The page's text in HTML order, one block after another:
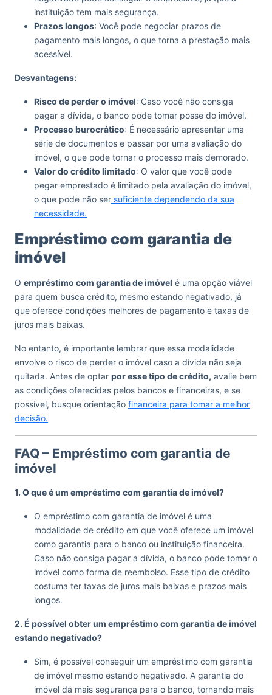
instituição tem mais segurança.
Prazos longos: Você pode negociar prazos de
pagamento mais longos, o que torna a prestação mais
acessível.
Desvantagens:
Risco de perder o imóvel: Caso você não consiga
pagar a dívida, o banco pode tomar posse do imóvel.
Processo burocrático: É necessário apresentar uma
série de documentos e passar por uma avaliação do
imóvel, o que pode tornar o processo mais demorado.
Valor do crédito limitado: O valor que você pode
pegar emprestado é limitado pela avaliação do imóvel,
o que pode não ser suficiente dependendo da sua
necessidade.
Empréstimo com garantia de
imóvel
O empréstimo com garantia de imóvel é uma opção viável
para quem busca crédito, mesmo estando negativado, já
que oferece condições melhores de pagamento e taxas de
juros mais baixas.
No entanto, é importante lembrar que essa modalidade
envolve o risco de perder o imóvel caso a dívida não seja
quitada. Antes de optar por esse tipo de crédito, avalie bem
as condições oferecidas pelos bancos e financeiras, e se
possível, busque orientação financeira para tomar a melhor
decisão.
FAQ – Empréstimo com garantia de
imóvel
1. O que é um empréstimo com garantia de imóvel?
O empréstimo com garantia de imóvel é uma
modalidade de crédito em que você oferece um imóvel
como garantia para o banco ou instituição financeira.
Caso não consiga pagar a dívida, o banco pode tomar o
imóvel como forma de reembolso. Esse tipo de crédito
costuma ter taxas de juros mais baixas e prazos mais
longos.
2. É possível obter um empréstimo com garantia de imóvel
estando negativado?
Sim, é possível conseguir um empréstimo com garantia
de imóvel mesmo estando negativado. A garantia do
imóvel dá mais segurança para o banco, tornando mais